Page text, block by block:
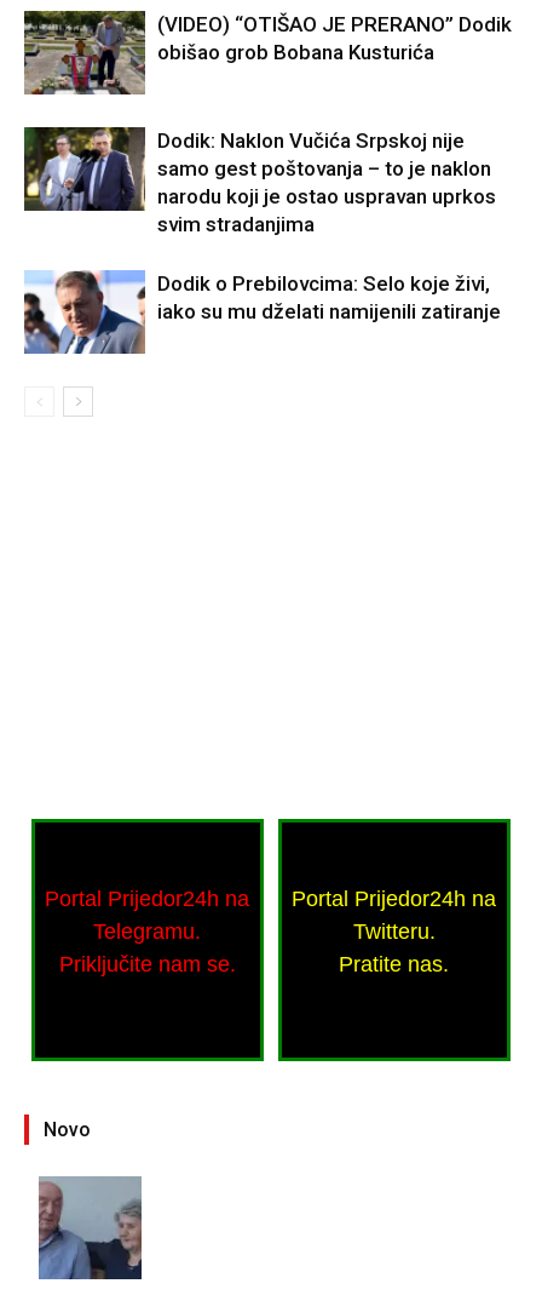
(VIDEO) “OTIŠAO JE PRERANO” Dodik
obišao grob Bobana Kusturića
Dodik: Naklon Vučića Srpskoj nije
samo gest poštovanja – to je naklon
narodu koji je ostao uspravan uprkos
svim stradanjima
Dodik o Prebilovcima: Selo koje živi,
iako su mu dželati namijenili zatiranje
Portal Prijedor24h na
Telegramu.
Priključite nam se.
Portal Prijedor24h na
Twitteru.
Pratite nas.
Novo